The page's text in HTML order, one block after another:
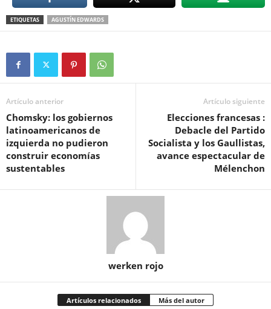
ETIQUETAS AGUSTÍN EDWARDS
Artículo anterior
Chomsky: los gobiernos
latinoamericanos de
izquierda no pudieron
construir economías
sustentables
Artículo siguiente
Elecciones francesas :
Debacle del Partido
Socialista y los Gaullistas,
avance espectacular de
Mélenchon
werken rojo
Artículos relacionados Más del autor